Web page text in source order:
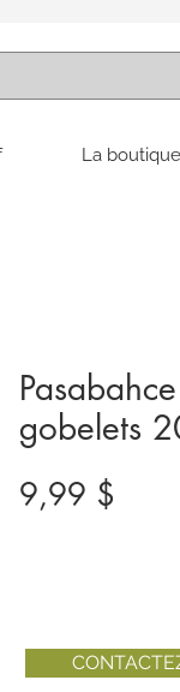
La
gobelets
9,99 $